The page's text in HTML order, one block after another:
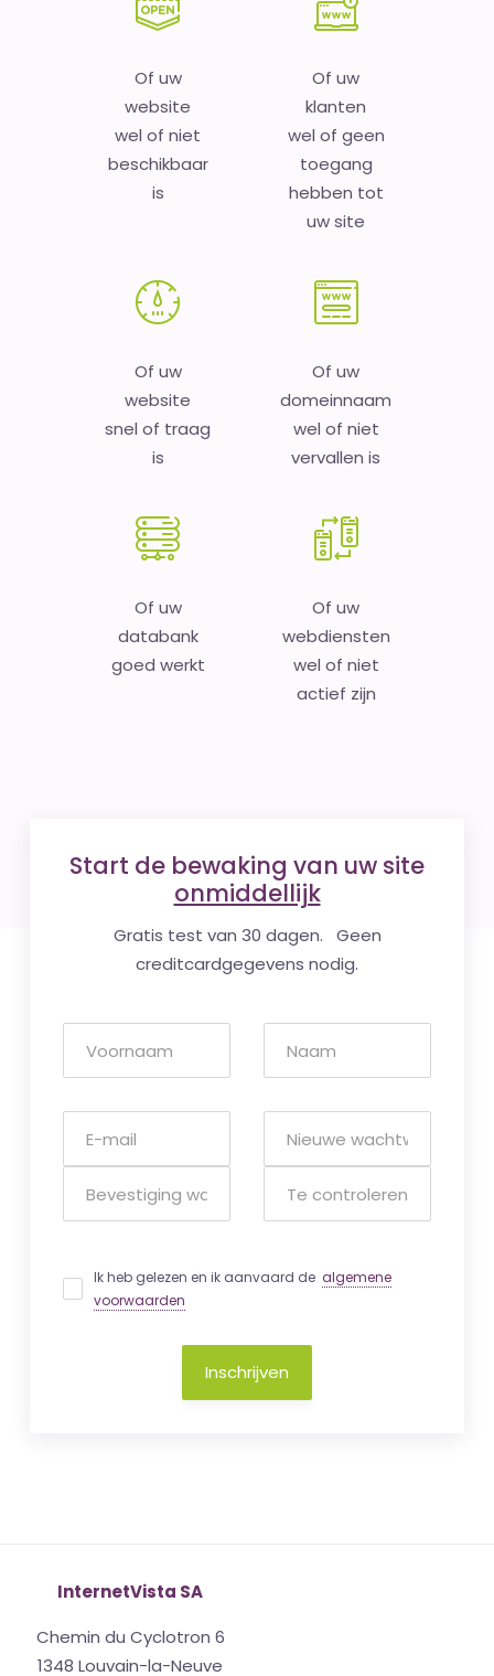
Of uw
website
wel of niet
beschikbaar
is
Of uw
klanten
wel of geen
toegang
hebben tot
uw site
Of uw
website
snel of traag
is
Of uw
domeinnaam
wel of niet
vervallen is
Of uw
databank
goed werkt
Of uw
webdiensten
wel of niet
actief zijn
Start de bewaking van uw site
onmiddellijk
Gratis test van 30 dagen. Geen
creditcardgegevens nodig.
Ik heb gelezen en ik aanvaard de algemene
voorwaarden
Inschrijven
InternetVista SA
Chemin du Cyclotron 6
1348 Louvain-la-Neuve